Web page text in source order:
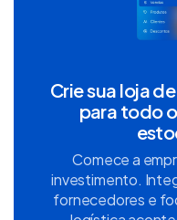
Crie sua loja
para todo
Comece a
investimento.
fornecedores e